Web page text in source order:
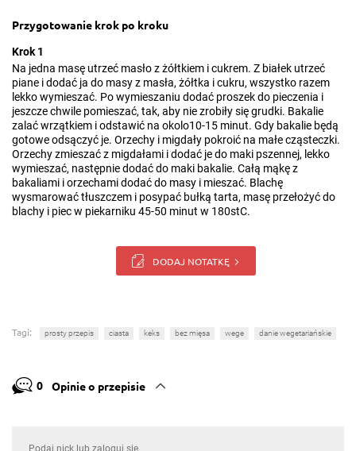
Przygotowanie krok po kroku
Krok 1
Na jedna masę utrzeć masło z żółtkiem i cukrem. Z białek utrzeć
piane i dodać ja do masy z masła, żółtka i cukru, wszystko razem
lekko wymieszać. Po wymieszaniu dodać proszek do pieczenia i
jeszcze chwile pomieszać, tak, aby nie zrobiły się grudki. Bakalie
zalać wrzątkiem i odstawić na okolo10-15 minut. Gdy bakalie będą
gotowe odsączyć je. Orzechy i migdały pokroić na małe cząsteczki.
Orzechy zmieszać z migdałami i dodać je do maki pszennej, lekko
wymieszać, następnie dodać do maki bakalie. Całą mąkę z
bakaliami i orzechami dodać do masy i mieszać. Blachę
wysmarować tłuszczem i posypać bułką tarta, masę przełożyć do
blachy i piec w piekarniku 45-50 minut w 180stC.
DODAJ NOTATKĘ
Tagi: prosty przepis ciasta keks bez mięsa wege danie wegetariańskie
0 Opinie o przepisie